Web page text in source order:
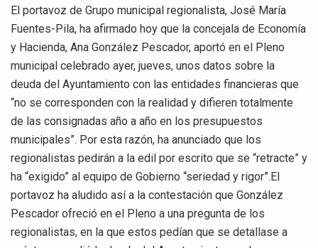
El portavoz de Grupo municipal regionalista, José María
Fuentes-Pila, ha afirmado hoy que la concejala de Economía
y Hacienda, Ana González Pescador, aportó en el Pleno
municipal celebrado ayer, jueves, unos datos sobre la
deuda del Ayuntamiento con las entidades financieras que
“no se corresponden con la realidad y difieren totalmente
de las consignadas año a año en los presupuestos
municipales”. Por esta razón, ha anunciado que los
regionalistas pedirán a la edil por escrito que se “retracte” y
ha “exigido” al equipo de Gobierno “seriedad y rigor”.El
portavoz ha aludido así a la contestación que González
Pescador ofreció en el Pleno a una pregunta de los
regionalistas, en la que estos pedían que se detallase a